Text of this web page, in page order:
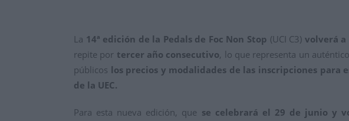
La 14ª edición de la Pedals de Foc Non Stop (UCI C3) volverá a
repite por tercer año consecutivo, lo que representa un
públicos los precios y modalidades de las inscripciones
de la UEC.
Para esta nueva edición, que se celebrará el 29 de junio y